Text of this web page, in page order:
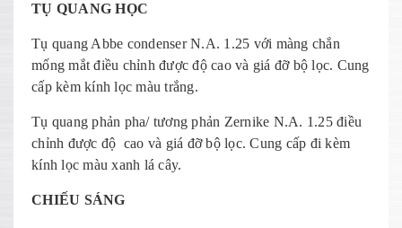
TỤ QUANG HỌC
Tụ quang Abbe condenser N.A. 1.25 với màng chắn
mống mắt điều chỉnh được độ cao và giá đỡ bộ lọc. Cung
cấp kèm kính lọc màu trắng.
Tụ quang phản pha/ tương phản Zernike N.A. 1.25 điều
chỉnh được độ cao và giá đỡ bộ lọc. Cung cấp đi kèm
kính lọc màu xanh lá cây.
CHIẾU SÁNG